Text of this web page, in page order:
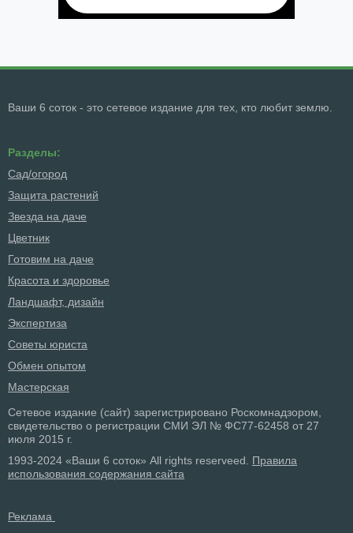
Ваши 6 соток - это сетевое издание для тех, кто любит землю.
Разделы:
Сад/огород
Защита растений
Звезда на даче
Цветник
Готовим на даче
Красота и здоровье
Ландшафт, дизайн
Экспертиза
Советы юриста
Обмен опытом
Мастерская
Сетевое издание (сайт) зарегистрировано Роскомнадзором,
свидетельство о регистрации СМИ ЭЛ № ФС77-62458 от 27
июля 2015 г.
1993-2024 «Ваши 6 соток» All rights reserveed. Правила
использования содержания сайта
Реклама